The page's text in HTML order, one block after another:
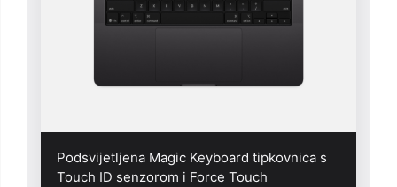
Podsvijetljena Magic Keyboard tipkovnica s
Touch ID senzorom i Force Touch